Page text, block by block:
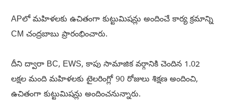
APలో మహిళలకు ఉచితంగా కుట్టుమిషన్లు అందించే కార్య క్రమాన్ని
CM చంద్రబాబు ప్రారంభించారు.
దీని ద్వారా BC, EWS, కాపు సామాజిక వర్గానికి చెందిన 1.02
లక్షల మంది మహిళలకు టైలరింగ్లో 90 రోజులు శిక్షణ అందించి,
ఉచితంగా కుట్టుమిషన్లు అందించనున్నారు.